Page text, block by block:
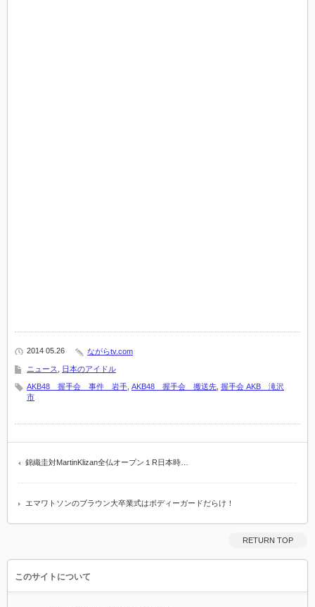
2014 05.26 ながらtv.com
ニュース 日本のアイドル
AKB48 握手会 事件 岩手 AKB48 握手会 搬送先 握手会 AKB 滝沢
市
錦織圭対MartinKlizan全仏オープン１R日本時…
エマワトソンのブラウン大卒業式はボディーガードだらけ！
RETURN TOP
このサイトについて